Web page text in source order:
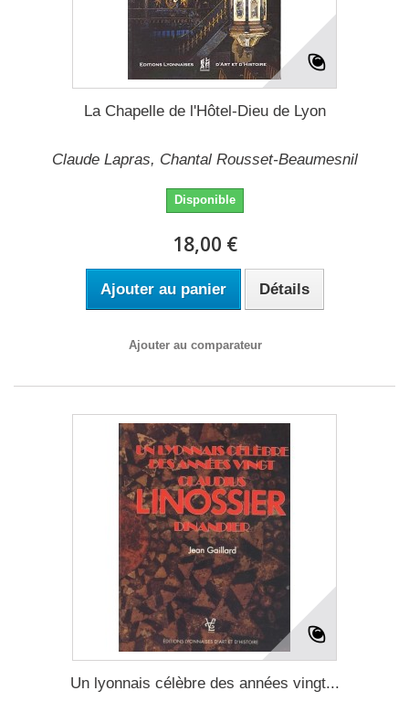
La Chapelle de l'Hôtel-Dieu de Lyon
Claude Lapras, Chantal Rousset-Beaumesnil
Disponible
18,00 €
Ajouter au panier Détails
Ajouter au comparateur
Un lyonnais célèbre des années vingt...